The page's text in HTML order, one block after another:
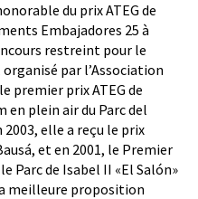
du prix ATEG de
Embajadores 25 à
restreint pour le
par l’Association
premier prix ATEG de
en plein air du Parc del
2003, elle a reçu le prix
et en 2001, le Premier
Parc de Isabel II «El Salón»
meilleure proposition